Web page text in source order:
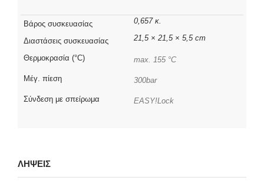
Βάρος συσκευασίας 0,657 κ.
Διαστάσεις συσκευασίας 21,5 × 21,5 × 5,5 cm
Θερμοκρασία (°C) max. 155 °C
Μέγ. πίεση 300bar
Σύνδεση με σπείρωμα EASY!Lock
ΛΗΨΕΙΣ